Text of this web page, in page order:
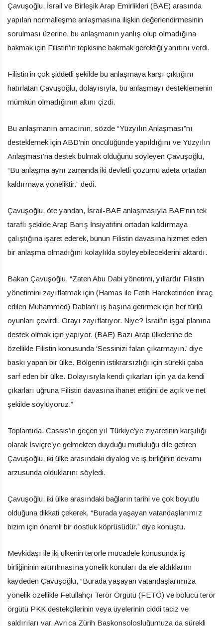
Çavuşoğlu, İsrail ve Birleşik Arap Emirlikleri (BAE) arasında
yapılan normalleşme anlaşmasına ilişkin değerlendirmesinin
sorulması üzerine, bu anlaşmanın yanlış olup olmadığına
bakmak için Filistin’in tepkisine bakmak gerektiği yanıtını verdi.
Filistin’in çok şiddetli şekilde bu anlaşmaya karşı çıktığını
hatırlatan Çavuşoğlu, dolayısıyla, bu anlaşmayı desteklemenin
mümkün olmadığının altını çizdi.
Bu anlaşmanın amacının, sözde “Yüzyılın Anlaşması”nı
desteklemek için ABD’nin öncülüğünde yapıldığını ve Yüzyılın
Anlaşması’na destek bulmak olduğunu söyleyen Çavuşoğlu,
“Bu anlaşma aynı zamanda iki devletli çözümü adeta ortadan
kaldırmaya yöneliktir.” dedi.
Çavuşoğlu, öte yandan, İsrail-BAE anlaşmasıyla BAE’nin tek
taraflı şekilde Arap Barış İnsiyatifini ortadan kaldırmaya
çalıştığına işaret ederek, bunun Filistin davasına hizmet eden
bir anlaşma olmadığını kolaylıkla söyleyebileceklerini aktardı.
Bakan Çavuşoğlu, “Zaten Abu Dabi yönetimi, yıllardır Filistin
yönetimini zayıflatmak için (Hamas ile Fetih Hareketinden ihraç
edilen Muhammed) Dahlan’ı iş başına getirmek için her türlü
oyunları çevirdi. Orayı zayıflatıyor. Niye? İsrail’in işgal planına
destek olmak için yapıyor. (BAE) Bazı Arap ülkelerine de
özellikle Filistin konusunda ‘Sessinizi falan çıkarmayın.’ diye
baskı yapan bir ülke. Bölgenin istikrarsızlığı için sürekli çaba
sarf eden bir ülke. Dolayısıyla kendi çıkarları için ya da kendi
çıkarları uğruna Filistin davasına ihanet ettiğini de açık ve net
şekilde söylüyoruz.”
Toplantıda, Cassis’in geçen yıl Türkiye’ye ziyaretinin karşılığı
olarak İsviçre’ye gelmekten duyduğu mutluluğu dile getiren
Çavuşoğlu, iki ülke arasındaki diyalog ve iş birliğinin devamı
arzusunda olduklarını söyledi.
Çavuşoğlu, iki ülke arasındaki bağların tarihi ve çok boyutlu
olduğuna dikkati çekerek, “Burada yaşayan vatandaşlarımız
bizim için önemli bir dostluk köprüsüdür.” diye konuştu.
Mevkidaşı ile iki ülkenin terörle mücadele konusunda iş
birliğininin artırılmasına yönelik konuları da ele aldıklarını
kaydeden Çavuşoğlu, “Burada yaşayan vatandaşlarımıza
yönelik özellikle Fetullahçı Terör Örgütü (FETÖ) ve bölücü terör
örgütü PKK destekçilerinin veya üyelerinin ciddi taciz ve
saldırıları var. Ayrıca Zürih Başkonsolosluğumuza da sürekli